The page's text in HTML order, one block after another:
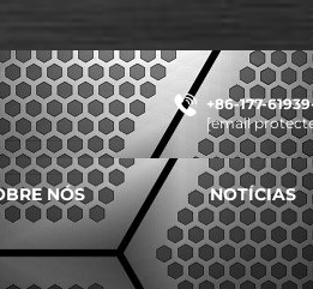
+86-177-
[email
NÓS NOTÍCIAS